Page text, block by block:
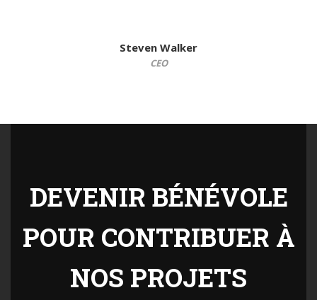
Steven Walker
CEO
DEVENIR BÉNÉVOLE
POUR CONTRIBUER À
NOS PROJETS